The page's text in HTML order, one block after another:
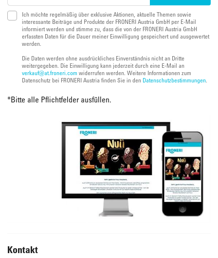
Ich möchte regelmäßig über exklusive Aktionen, aktuelle Themen sowie
interessante Beiträge und Produkte der FRONERI Austria GmbH per E-Mail
informiert werden und stimme zu, dass die von der FRONERI Austria GmbH
erfassten Daten für die Dauer meiner Einwilligung gespeichert und ausgewertet
werden.
Die Daten werden ohne ausdrückliches Einverständnis nicht an Dritte
weitergegeben. Die Einwilligung kann jederzeit durch eine E-Mail an
verkauf@at.froneri.com widerrufen werden. Weitere Informationen zum
Datenschutz bei FRONERI Austria finden Sie in den Datenschutzbestimmungen.
*Bitte alle Pflichtfelder ausfüllen.
Kontakt